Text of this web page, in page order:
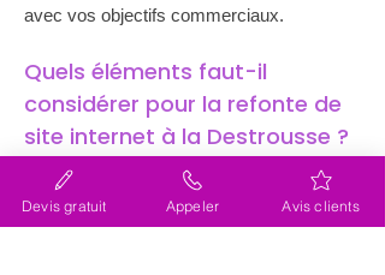
avec vos objectifs commerciaux.
Quels éléments faut-il
considérer pour la refonte de
site internet à la Destrousse ?
Lorsque vous entamez une
refonte de
site internet (site web) près de la
Destrousse
, plusieurs éléments clés
Devis gratuit Appeler Avis clients